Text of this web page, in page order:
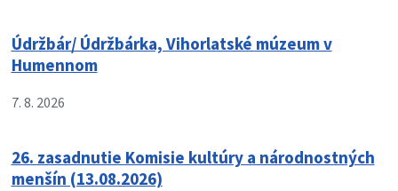
Údržbár/ Údržbárka, Vihorlatské múzeum v
Humennom
7. 8. 2026
26. zasadnutie Komisie kultúry a národnostných
menšín (13.08.2026)